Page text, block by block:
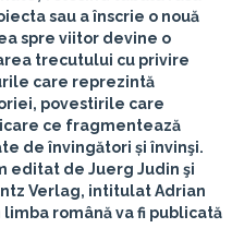
sau a înscrie o nouă
spre viitor devine o
trecutului cu privire
care reprezintă
povestirile care
ce fragmentează
de învingători și învinşi.
editat de Juerg Judin şi
Verlag, intitulat Adrian
limba română va fi publicată